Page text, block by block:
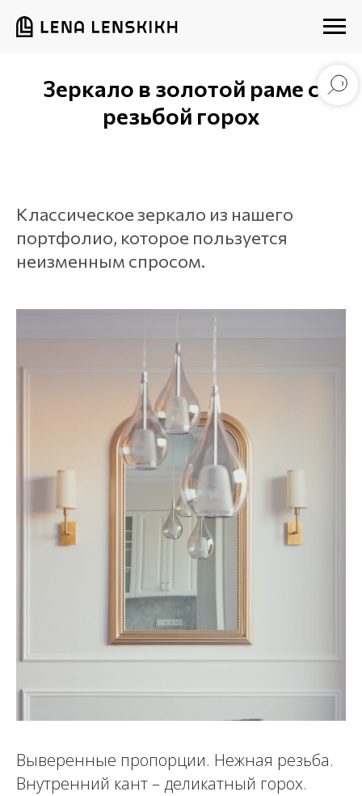
Зеркало в золотой раме с
резьбой горох
Классическое зеркало из нашего
портфолио, которое пользуется
неизменным спросом.
Выверенные пропорции. Нежная резьба.
Внутренний кант – деликатный горох.